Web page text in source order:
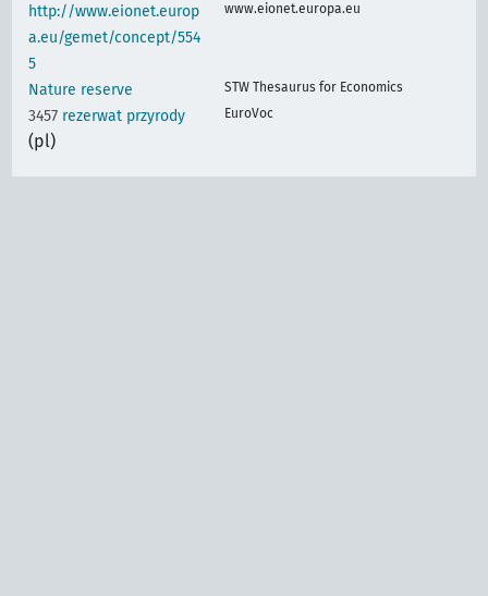
http://www.eionet.europ
a.eu/gemet/concept/554
5
www.eionet.europa.eu
Nature reserve STW Thesaurus for Economics
3457 rezerwat przyrody
(pl)
EuroVoc